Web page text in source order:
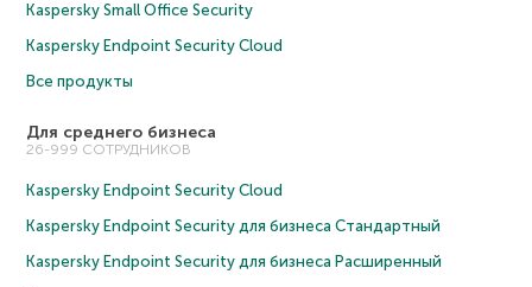
Kaspersky Small Office Security
Kaspersky Endpoint Security Cloud
Все продукты
Для среднего бизнеса
26-999 СОТРУДНИКОВ
Kaspersky Endpoint Security Cloud
Kaspersky Endpoint Security для бизнеса Cтандартный
Kaspersky Endpoint Security для бизнеса Расширенный